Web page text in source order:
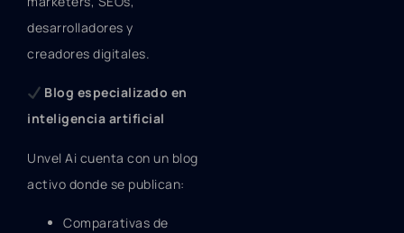
desarrolladores y
creadores digitales.
Blog especializado en
inteligencia artificial
Unvel Ai cuenta con un blog
activo donde se publican:
Comparativas de